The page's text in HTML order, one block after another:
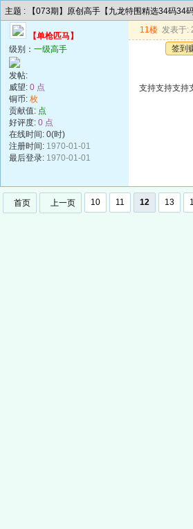
主题 : 【073期】原创高手【九龙特围精选34码34
【单枪匹马】
级别： 一级高手
发帖:
威望: 0 点
铜币: 枚
贡献值: 点
好评度: 0 点
在线时间: 0(时)
注册时间: 1970-01-01
最后登录: 1970-01-01
11楼 发表于:
签到
支持支持支持
首页 上一页 10 11 12 13